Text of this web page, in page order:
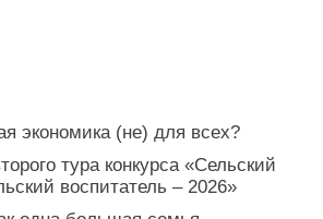
экономика (не) для всех?
тура конкурса «Сельский
воспитатель – 2026»